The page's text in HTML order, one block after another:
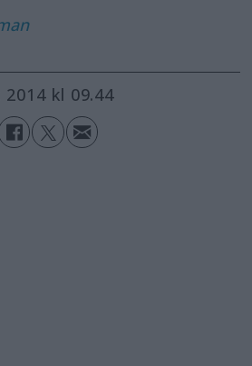
2014 kl 09.44